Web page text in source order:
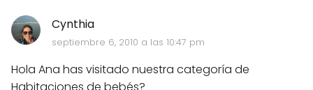
Cynthia
septiembre 6, 2010 a las 10:47 pm
Hola Ana has visitado nuestra categoría de